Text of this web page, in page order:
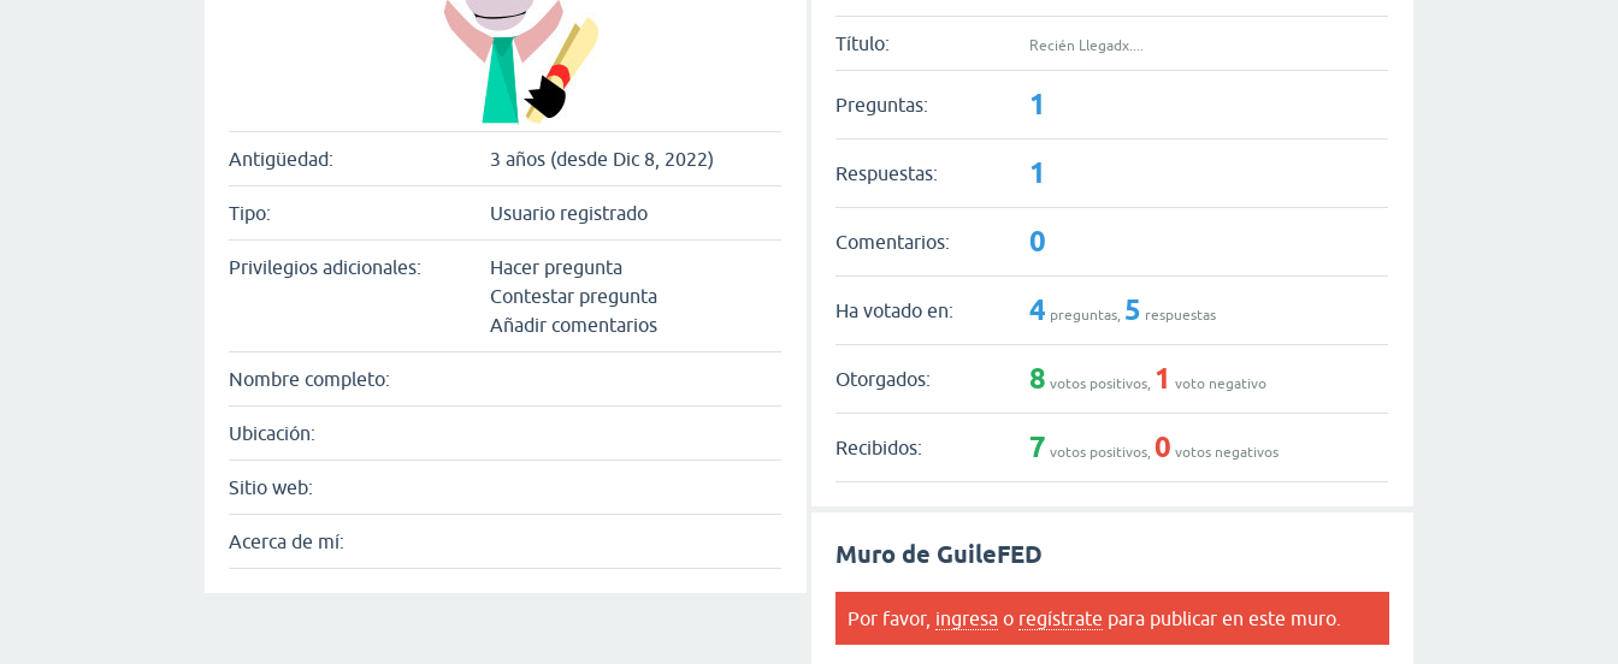
Antigüedad: 3 años (desde Dic 8, 2022)
Tipo: Usuario registrado
Privilegios adicionales:
Hacer pregunta
Contestar pregunta
Añadir comentarios
Nombre completo:
Ubicación:
Sitio web:
Acerca de mí:
Título: Recién Llegadx....
Preguntas: 1
Respuestas: 1
Comentarios: 0
Ha votado en: 4 preguntas, 5 respuestas
Otorgados: 8 votos positivos, 1 voto negativo
Recibidos: 7 votos positivos,0 votos negativos
Muro de GuileFED
Por favor, ingresa o regístrate para publicar en este muro.